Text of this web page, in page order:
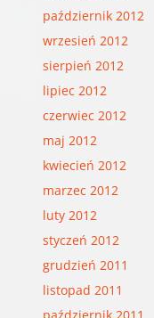
październik 2012
wrzesień 2012
sierpień 2012
lipiec 2012
czerwiec 2012
maj 2012
kwiecień 2012
marzec 2012
luty 2012
styczeń 2012
grudzień 2011
listopad 2011